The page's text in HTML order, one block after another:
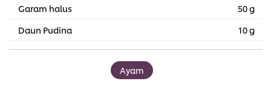
Garam halus
50 g
Daun Pudina
10 g
Ayam